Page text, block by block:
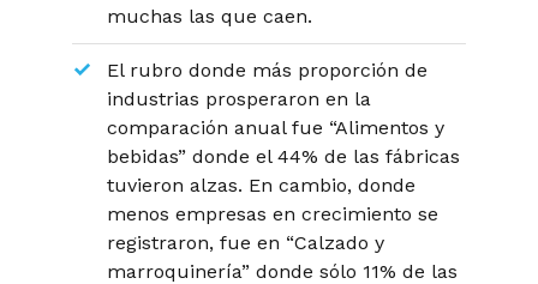
muchas las que caen.
El rubro donde más proporción de
industrias prosperaron en la
comparación anual fue “Alimentos y
bebidas” donde el 44% de las fábricas
tuvieron alzas. En cambio, donde
menos empresas en crecimiento se
registraron, fue en “Calzado y
marroquinería” donde sólo 11% de las